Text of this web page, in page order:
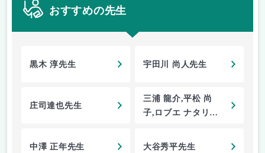
おすすめの先生
黒木 淳先生 宇田川 尚人先生
庄司達也先生
三浦 龍介,平松 尚
子,ロブエ ナタリー
中澤 正年先生 大谷秀平先生